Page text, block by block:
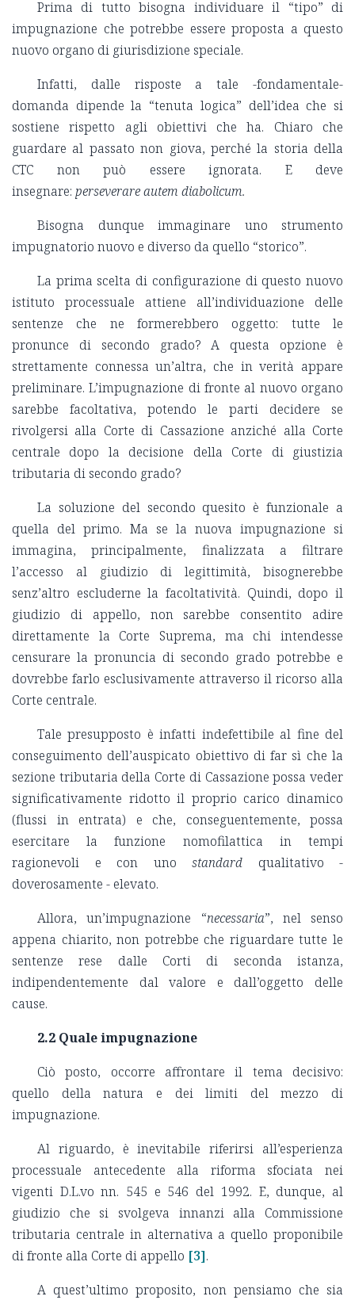
Prima di tutto bisogna individuare il “tipo” di
impugnazione che potrebbe essere proposta a questo
nuovo organo di giurisdizione speciale.
Infatti, dalle risposte a tale -fondamentale-
domanda dipende la “tenuta logica” dell’idea che si
sostiene rispetto agli obiettivi che ha. Chiaro che
guardare al passato non giova, perché la storia della
CTC non può essere ignorata. E deve
insegnare: perseverare autem diabolicum.
Bisogna dunque immaginare uno strumento
impugnatorio nuovo e diverso da quello “storico”.
La prima scelta di configurazione di questo nuovo
istituto processuale attiene all’individuazione delle
sentenze che ne formerebbero oggetto: tutte le
pronunce di secondo grado? A questa opzione è
strettamente connessa un’altra, che in verità appare
preliminare. L’impugnazione di fronte al nuovo organo
sarebbe facoltativa, potendo le parti decidere se
rivolgersi alla Corte di Cassazione anziché alla Corte
centrale dopo la decisione della Corte di giustizia
tributaria di secondo grado?
La soluzione del secondo quesito è funzionale a
quella del primo. Ma se la nuova impugnazione si
immagina, principalmente, finalizzata a filtrare
l’accesso al giudizio di legittimità, bisognerebbe
senz’altro escluderne la facoltatività. Quindi, dopo il
giudizio di appello, non sarebbe consentito adire
direttamente la Corte Suprema, ma chi intendesse
censurare la pronuncia di secondo grado potrebbe e
dovrebbe farlo esclusivamente attraverso il ricorso alla
Corte centrale.
Tale presupposto è infatti indefettibile al fine del
conseguimento dell’auspicato obiettivo di far sì che la
sezione tributaria della Corte di Cassazione possa veder
significativamente ridotto il proprio carico dinamico
(flussi in entrata) e che, conseguentemente, possa
esercitare la funzione nomofilattica in tempi
ragionevoli e con uno standard qualitativo -
doverosamente - elevato.
Allora, un’impugnazione “necessaria”, nel senso
appena chiarito, non potrebbe che riguardare tutte le
sentenze rese dalle Corti di seconda istanza,
indipendentemente dal valore e dall’oggetto delle
cause.
2.2 Quale impugnazione
Ciò posto, occorre affrontare il tema decisivo:
quello della natura e dei limiti del mezzo di
impugnazione.
Al riguardo, è inevitabile riferirsi all’esperienza
processuale antecedente alla riforma sfociata nei
vigenti D.L.vo nn. 545 e 546 del 1992. E, dunque, al
giudizio che si svolgeva innanzi alla Commissione
tributaria centrale in alternativa a quello proponibile
di fronte alla Corte di appello [3].
A quest’ultimo proposito, non pensiamo che sia